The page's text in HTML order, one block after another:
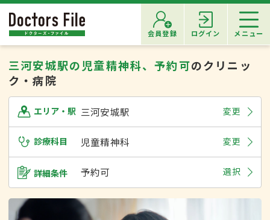
会員登録 ログイン メニュー
三河安城駅の児童精神科、予約可のクリニッ
ク・病院
エリア・駅 三河安城駅 変更
診療科目 児童精神科 変更
詳細条件 予約可 選択